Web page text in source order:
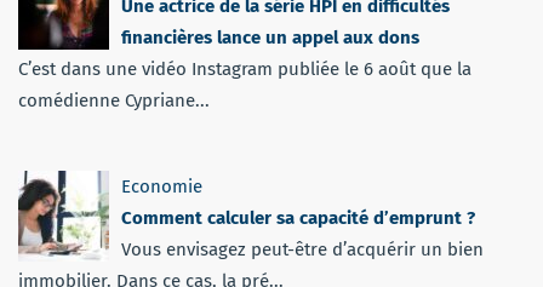
Une actrice de la série HPI en difficultés
financières lance un appel aux dons
C’est dans une vidéo Instagram publiée le 6 août que la
comédienne Cypriane...
Economie
Comment calculer sa capacité d’emprunt ?
Vous envisagez peut-être d’acquérir un bien
immobilier. Dans ce cas, la pré...